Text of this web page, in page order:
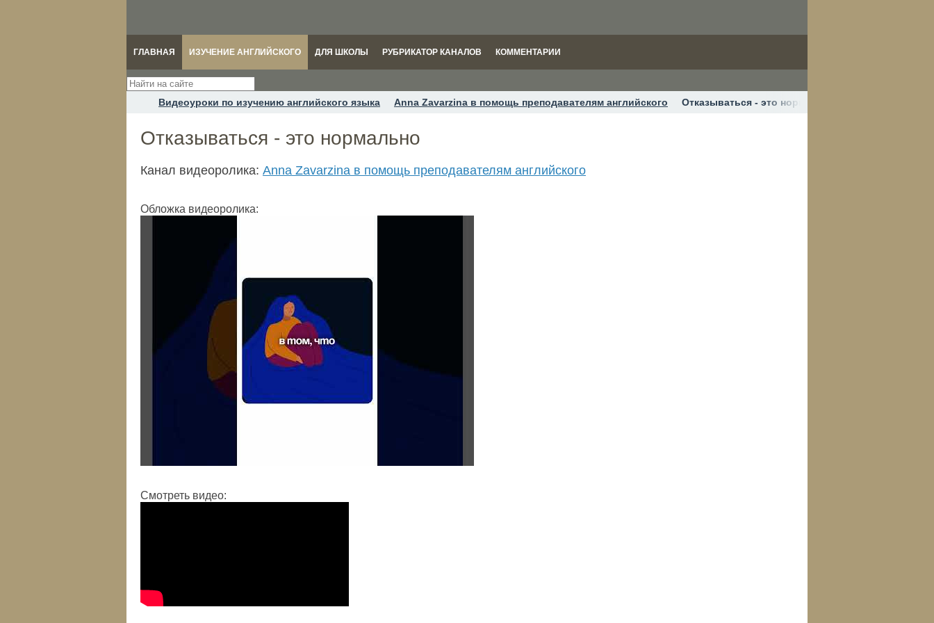
ГЛАВНАЯ ИЗУЧЕНИЕ АНГЛИЙСКОГО ДЛЯ ШКОЛЫ РУБРИКАТОР КАНАЛОВ КОММЕНТАРИИ
Видеоуроки по изучению английского языка Anna Zavarzina в помощь преподавателям английского Отказываться - это нормально
Отказываться - это нормально
Канал видеоролика: Anna Zavarzina в помощь преподавателям английского
Обложка видеоролика:
Смотреть видео: